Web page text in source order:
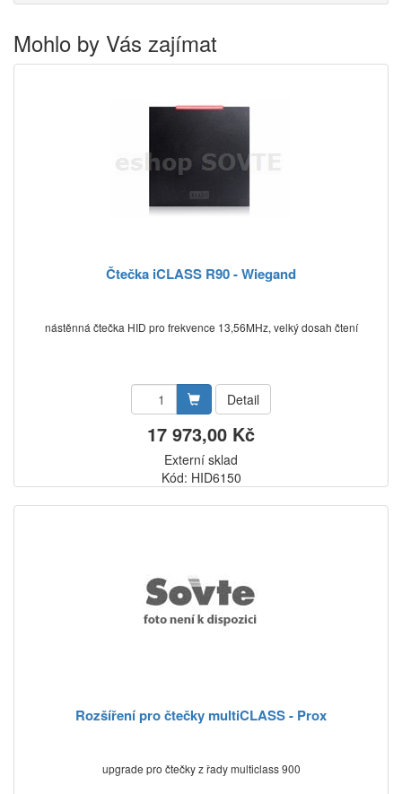
Mohlo by Vás zajímat
Čtečka iCLASS R90 - Wiegand
nástěnná čtečka HID pro frekvence 13,56MHz, velký dosah čtení
Detail
17 973,00 Kč
Externí sklad
Kód: HID6150
Rozšíření pro čtečky multiCLASS - Prox
upgrade pro čtečky z řady multiclass 900